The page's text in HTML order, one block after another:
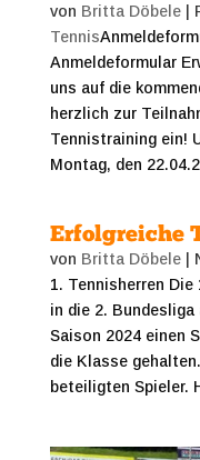
von Britta Döbele|
Tennis
Anmeldeformular
uns auf die
herzlich zur
Tennistraining ein!
Montag, den
Erfolgreiche
von Britta Döbele|
1. Tennisherren
in die 2.
Saison 2024 einen
die Klasse
beteiligten Spieler.